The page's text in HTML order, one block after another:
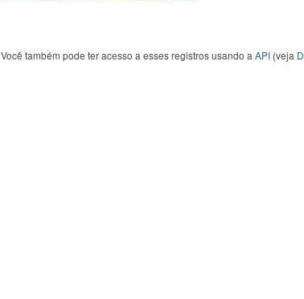
Você também pode ter acesso a esses registros usando a API (veja